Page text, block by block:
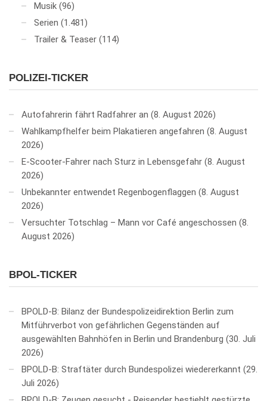
Musik (96)
Serien (1.481)
Trailer & Teaser (114)
POLIZEI-TICKER
Autofahrerin fährt Radfahrer an 8. August 2026
Wahlkampfhelfer beim Plakatieren angefahren 8. August
2026
E-Scooter-Fahrer nach Sturz in Lebensgefahr 8. August
2026
Unbekannter entwendet Regenbogenflaggen 8. August
2026
Versuchter Totschlag – Mann vor Café angeschossen 8.
August 2026
BPOL-TICKER
BPOLD-B: Bilanz der Bundespolizeidirektion Berlin zum
Mitführverbot von gefährlichen Gegenständen auf
ausgewählten Bahnhöfen in Berlin und Brandenburg 30. Juli
2026
BPOLD-B: Straftäter durch Bundespolizei wiedererkannt 29.
Juli 2026